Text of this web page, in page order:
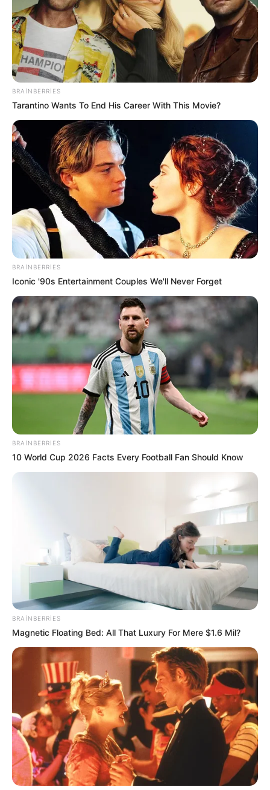
Hikayenin Devamını
okumak için diğer
sayfaya geçebilirsin...